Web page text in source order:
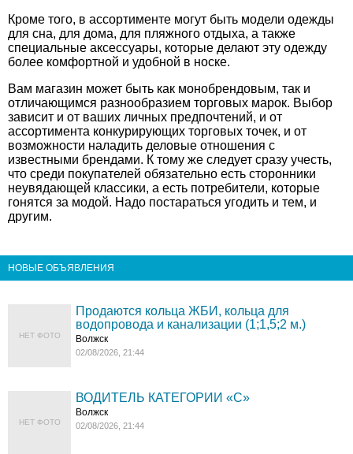
Кроме того, в ассортименте могут быть модели одежды
для сна, для дома, для пляжного отдыха, а также
специальные аксессуары, которые делают эту одежду
более комфортной и удобной в носке.
Вам магазин может быть как монобрендовым, так и
отличающимся разнообразием торговых марок. Выбор
зависит и от ваших личных предпочтений, и от
ассортимента конкурирующих торговых точек, и от
возможности наладить деловые отношения с
известными брендами. К тому же следует сразу учесть,
что среди покупателей обязательно есть сторонники
неувядающей классики, а есть потребители, которые
гонятся за модой. Надо постараться угодить и тем, и
другим.
НОВЫЕ ОБЪЯВЛЕНИЯ
НЕТ ФОТО
Продаются кольца ЖБИ, кольца для
водопровода и канализации (1;1,5;2 м.)
Волжск
02/08/2026, 21:44
НЕТ ФОТО
ВОДИТЕЛЬ КАТЕГОРИИ «C»
Волжск
02/08/2026, 21:44